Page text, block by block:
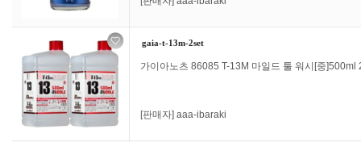
gaia-t-13m-2set
가이아노츠 86085 T-13M 마일드 툴 워시[중]500ml
[판매자] aaa-ibaraki